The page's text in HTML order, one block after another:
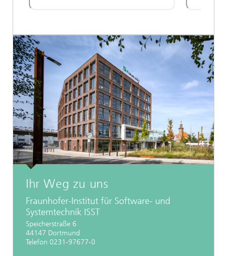
Ihr Weg zu uns
Fraunhofer-Institut für Software- und
Systemtechnik ISST
Speicherstraße 6
44147 Dortmund
Telefon 0231-97677-0